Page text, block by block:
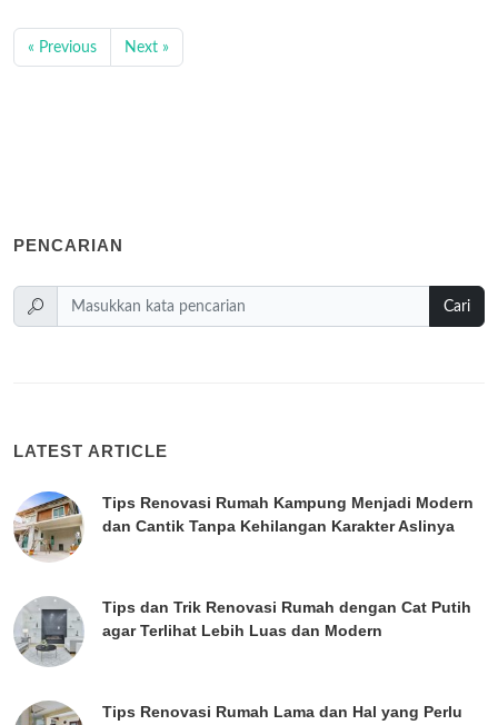
« Previous Next »
PENCARIAN
Cari
LATEST ARTICLE
Tips Renovasi Rumah Kampung Menjadi Modern
dan Cantik Tanpa Kehilangan Karakter Aslinya
Tips dan Trik Renovasi Rumah dengan Cat Putih
agar Terlihat Lebih Luas dan Modern
Tips Renovasi Rumah Lama dan Hal yang Perlu